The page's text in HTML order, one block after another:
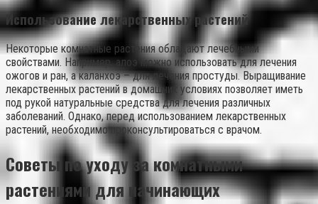
Использование лекарственных растений
Некоторые комнатные растения обладают лечебными
свойствами. Например, алоэ можно использовать для лечения
ожогов и ран, а каланхоэ – для лечения простуды. Выращивание
лекарственных растений в домашних условиях позволяет иметь
под рукой натуральные средства для лечения различных
заболеваний. Однако, перед использованием лекарственных
растений, необходимо проконсультироваться с врачом.
Советы по уходу за комнатными
растениями для начинающих